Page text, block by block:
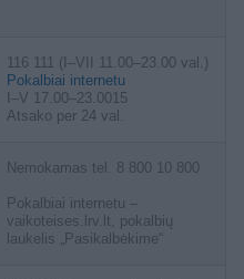
116 111 (I–VII 11.00–23.00 val.)
Pokalbiai internetu
I–V 17.00–23.0015
Atsako per 24 val.
Nemokamas tel. 8 800 10 800
Pokalbiai internetu –
vaikoteises.lrv.lt, pokalbių
laukelis „Pasikalbėkime“